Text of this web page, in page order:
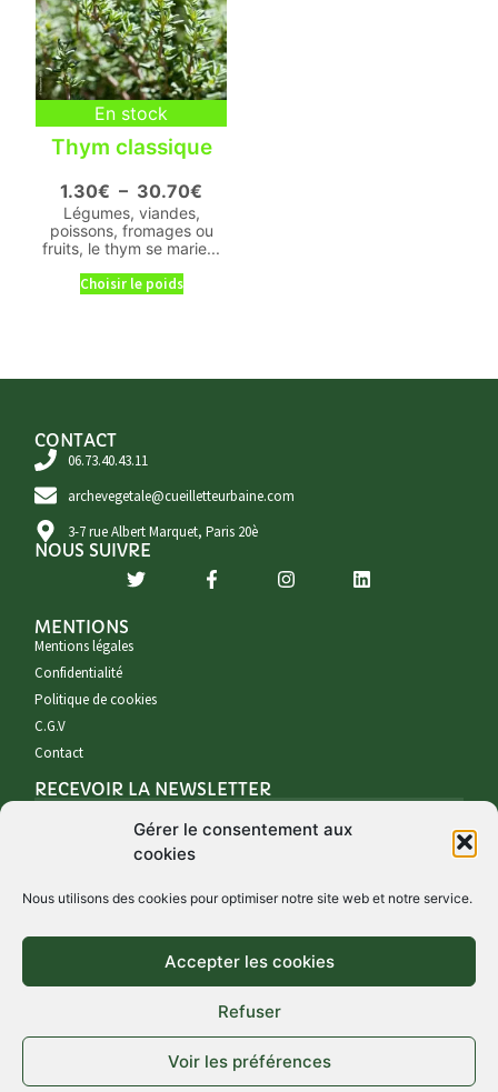
Gérer le consentement aux
cookies
Nous utilisons des cookies pour optimiser notre site web et notre service.
Accepter les cookies
Refuser
Voir les préférences
En stock
Thym classique
1.30€ – 30.70€
Légumes, viandes,
poissons, fromages ou
fruits, le thym se marie...
Choisir le poids
CONTACT
06.73.40.43.11
archevegetale@cueilletteurbaine.com
3-7 rue Albert Marquet, Paris 20è
NOUS SUIVRE
MENTIONS
Mentions légales
Confidentialité
Politique de cookies
C.G.V
Contact
RECEVOIR LA NEWSLETTER
S'INSCRIRE À LA NEWSLETTER